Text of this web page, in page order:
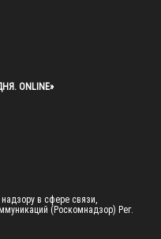
ONLINE»
в сфере связи,
(Роскомнадзор) Рег.